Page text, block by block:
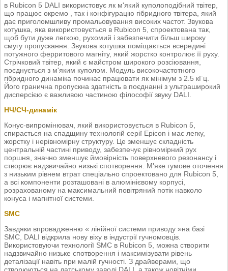
в Rubicon 5 DALI використовує як м'який куполоподібний твітер,
що працює окремо , так і конфігурацію гібридного твітера, який
дає приголомшливу промальовування високих частот. Звукова
котушка, яка використовується в Rubicon 5, спроектована так,
щоб бути дуже легкою, рухомий і забезпечити більш широку
смугу пропускання. Звукова котушка поміщається всередині
потужного ферритового магніту, який жорстко контролює її руху.
Стрічковий твітер, який є майстром широкого розсіювання,
поєднується з м'яким куполом. Модуль високочастотного
гібридного динаміка починає працювати як мінімум з 2.5 кГц.
Його гранична пропускна здатність в поєднанні з ультраширокий
дисперсією є важливою частиною філософії звуку DALI.
НЧ/СЧ-динамік
Конус-випромінювач, який використовується в Rubicon 5,
спирається на спадщину технологій серії Epicon і має легку,
жорстку і нерівномірну структуру. Це зменшує складність
центральній частині приводу, забезпечує рівномірний рух
поршня, значно зменшує ймовірність поверхневого резонансу і
створює надзвичайно низькі спотворення. М'яке гумове оточення
з низьким рівнем втрат спеціально спроектовано для Rubicon 5,
а всі компоненти розташовані в алюмінієвому корпусі,
розрахованому на максимальний повітряний потік навколо
конуса і магнітної системи.
SMC
Завдяки впровадженню « лінійної системи приводу »на базі
SMC, DALI відкрила нову віху в індустрії гучномовців.
Використовуючи технології SMC в Rubicon 5, можна створити
надзвичайно низьке спотворення і максимізувати рівень
деталізації навіть при малій гучності. З драйверами, що
створюються на датському заводі DALI, а також новітніми